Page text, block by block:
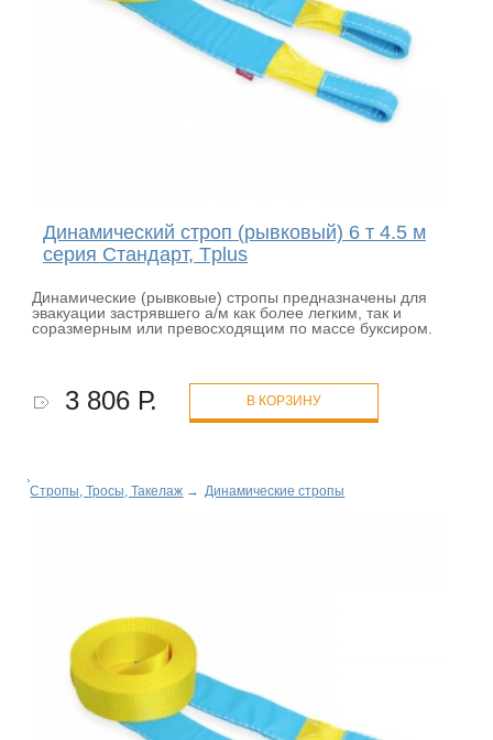
Динамический строп (рывковый) 6 т 4.5 м
серия Стандарт, Tplus
Динамические (рывковые) стропы предназначены для
эвакуации застрявшего а/м как более легким, так и
соразмерным или превосходящим по массе буксиром.
3 806 Р. В КОРЗИНУ
Стропы, Тросы, Такелаж → Динамические стропы